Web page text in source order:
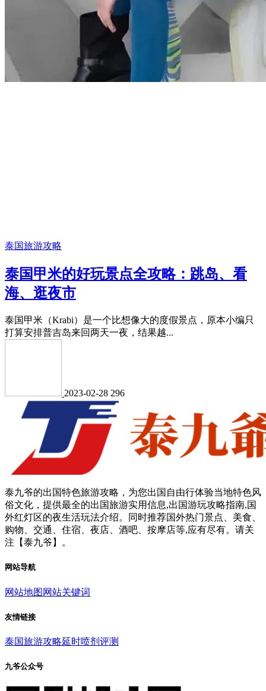
泰国旅游攻略
泰国甲米的好玩景点全攻略：跳岛、看
海、逛夜市
泰国甲米（Krabi）是一个比想像大的度假景点，原本小编只
打算安排普吉岛来回两天一夜，结果越...
2023-02-28 296
泰九爷的出国特色旅游攻略，为您出国自由行体验当地特色风
俗文化，提供最全的出国旅游实用信息,出国游玩攻略指南,国
外红灯区的夜生活玩法介绍。同时推荐国外热门景点、美食、
购物、交通、住宿、夜店、酒吧、按摩店等,应有尽有。请关
注【泰九爷】。
网站导航
网站地图 网站关键词
友情链接
泰国旅游攻略延时喷剂评测
九爷公众号